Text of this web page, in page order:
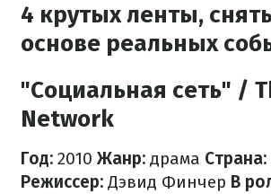
4 крутых ленты,
основе реальных
"Социальная сеть" /
Network
Год: 2010 Жанр: драма Страна:
Режиссер: Дэвид Финчер В